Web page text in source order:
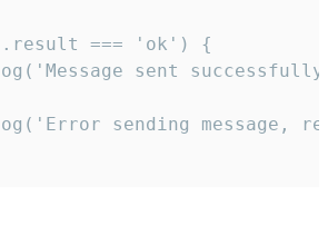
=== 'ok') {
sent
sending message,